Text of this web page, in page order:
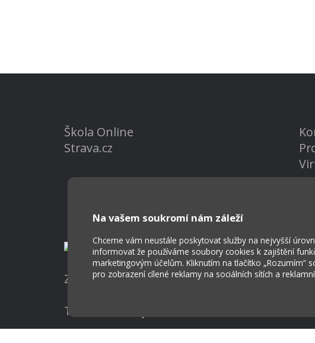
Na vašem soukromí nám záleží
Chceme vám neustále poskytovat služby na nejvyšší
informovat že používáme soubory cookies k zajištění
marketingovým účelům. Kliknutím na tlačítko „Rozumím“
pro zobrazení cílené reklamy na sociálních sítích a
Škola Online
Strava.cz
Základní škola a Mateřská škola Ostrožská
Tvorba webových stránek weboa.cz